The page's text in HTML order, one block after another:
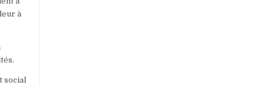
à
social